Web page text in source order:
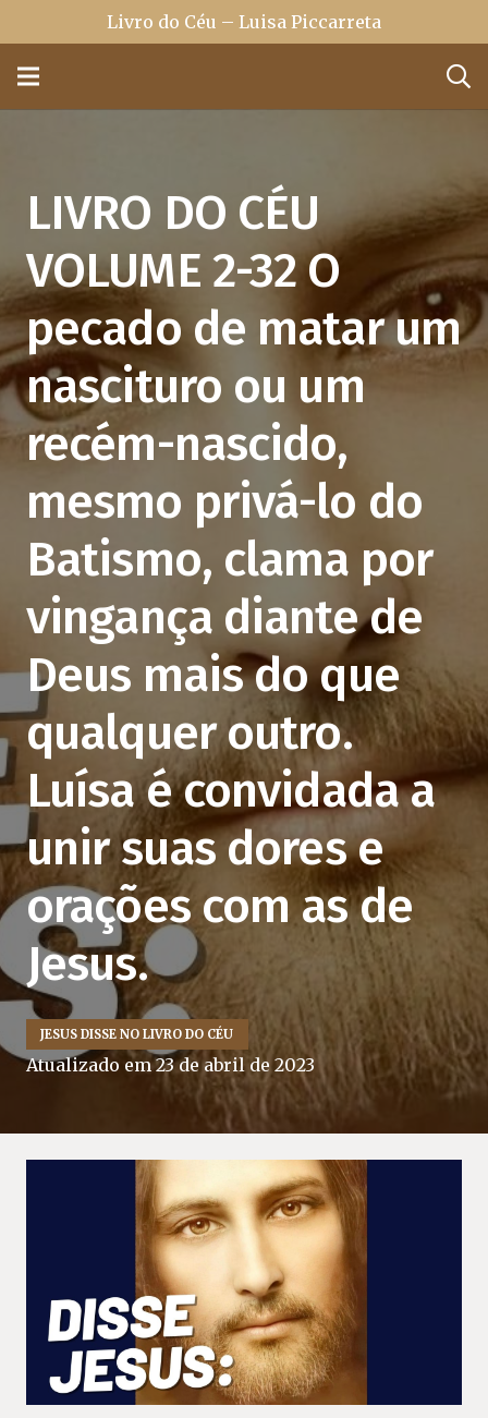
Livro do Céu – Luisa Piccarreta
LIVRO DO CÉU
VOLUME 2-32 O
pecado de matar um
nascituro ou um
recém-nascido,
mesmo privá-lo do
Batismo, clama por
vingança diante de
Deus mais do que
qualquer outro.
Luísa é convidada a
unir suas dores e
orações com as de
Jesus.
JESUS DISSE NO LIVRO DO CÉU
Atualizado em23 de abril de 2023